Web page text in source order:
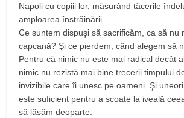
Napoli cu copiii lor, măsurând tăcerile
amploarea înstrăinării.
Ce suntem dispuşi să sacrificăm, ca să nu
capcană? Şi ce pierdem, când alegem să
Pentru că nimic nu este mai radical decât
nimic nu rezistă mai bine trecerii timpului
invizibile care îi unesc pe oameni. Şi
este suficient pentru a scoate la iveală
să lăsăm deoparte.